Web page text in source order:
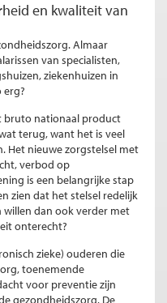
en kwaliteit van
Almaar
van specialisten,
ziekenhuizen in
erg?
bruto nationaal product
terug, want het is veel
Het nieuwe zorgstelsel met
verbod op
is een belangrijke stap
zien dat het stelsel redelijk
dan ook verder met
onterecht?
zieke) ouderen die
toenemende
voor preventie zijn
gezondheidszorg. De